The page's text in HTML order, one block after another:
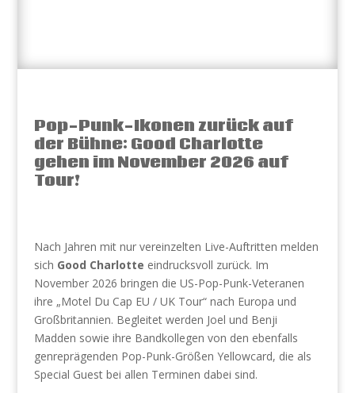
Pop-Punk-Ikonen zurück auf
der Bühne: Good Charlotte
gehen im November 2026 auf
Tour!
Nach Jahren mit nur vereinzelten Live-Auftritten melden
sich Good Charlotte eindrucksvoll zurück. Im
November 2026 bringen die US-Pop-Punk-Veteranen
ihre „Motel Du Cap EU / UK Tour“ nach Europa und
Großbritannien. Begleitet werden Joel und Benji
Madden sowie ihre Bandkollegen von den ebenfalls
genreprägenden Pop-Punk-Größen Yellowcard, die als
Special Guest bei allen Terminen dabei sind.